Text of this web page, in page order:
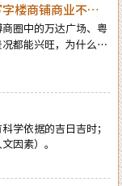
楼的风水格局态势，
区位的风水来龙源
楼商铺商业不竞
圈中的万达广场、粤
都能兴旺，为什么唯
却很多都做不起来？
博中心园区的朝向、
风水理论而言，广晟
犯了风水学应用的三
致直面去水。2，前
学依据的吉日吉时；
因素）。